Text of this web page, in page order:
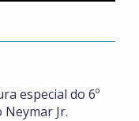
especial do 6º
Jr.